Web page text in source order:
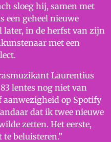
sloeg hij, samen met
een geheel nieuwe
later, in de herfst van zijn
met een
Laurentius
lentes nog niet van
aanwezigheid op Spotify
dat ik twee nieuwe
zetten. Het eerste,
te beluisteren.”